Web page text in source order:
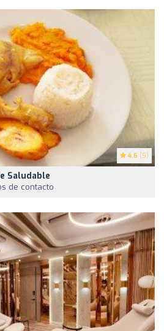
4.6 (5)
Saludable
de contacto